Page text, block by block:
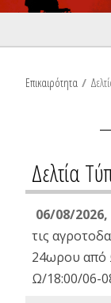
Επικαιρότητα /
Δελτία
06/08/
τις
24ωρου από
Ω/18:00/06-